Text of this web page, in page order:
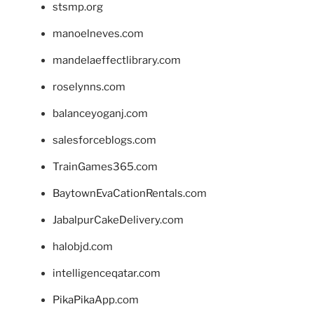
stsmp.org
manoelneves.com
mandelaeffectlibrary.com
roselynns.com
balanceyoganj.com
salesforceblogs.com
TrainGames365.com
BaytownEvaCationRentals.com
JabalpurCakeDelivery.com
halobjd.com
intelligenceqatar.com
PikaPikaApp.com